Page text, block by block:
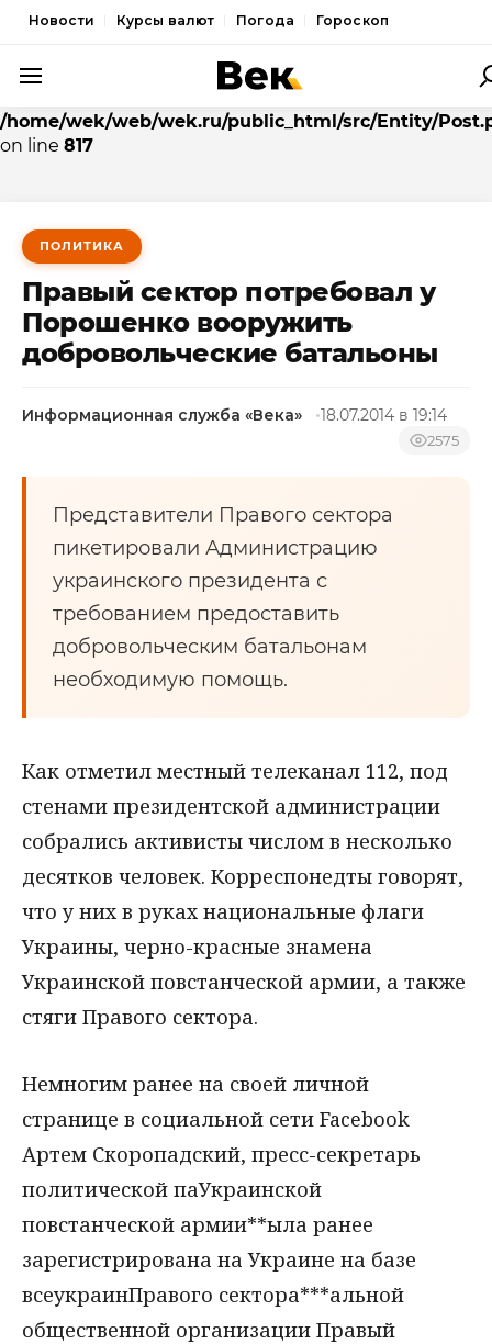
: Undefined array key "Правый Сектор" in
/home/wek/web/wek.ru/public_html/src/Entity/
on line 817
Новости Курсы валют Погода Гороскоп
ПОЛИТИКА
СПОРТ
КУЛЬТУРА
НОВОСТИ
ПОЛИТИКА
Правый сектор потребовал у
Порошенко вооружить
добровольческие батальоны
Информационная служба «Века» 18.07.2014 в 19:14
2575
Представители Правого сектора
пикетировали Администрацию
украинского президента с
требованием предоставить
добровольческим батальонам
необходимую помощь.
Как отметил местный телеканал 112, под
стенами президентской администрации
собрались активисты числом в несколько
десятков человек. Корреспонедты говорят,
что у них в руках национальные флаги
Украины, черно-красные знамена
Украинской повстанческой армии, а также
стяги Правого сектора.
Немногим ранее на своей личной
странице в социальной сети Facebook
Артем Скоропадский, пресс-секретарь
политической паУкраинской
повстанческой армии**ыла ранее
зарегистрирована на Украине на базе
всеукраинПравого сектора***альной
общественной организации Правый